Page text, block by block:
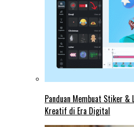
Panduan Membuat Stiker &
Kreatif di Era Digital